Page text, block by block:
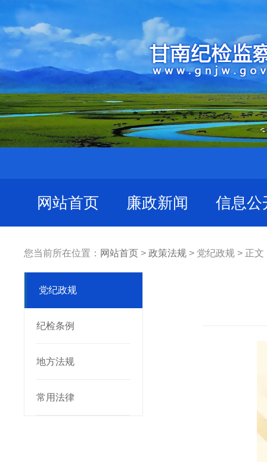
网站首页 廉政新闻 信息公
您当前所在位置： 网站首页 > 政策法规 > 党纪政规 > 正文
党纪政规
纪检条例
地方法规
常用法律